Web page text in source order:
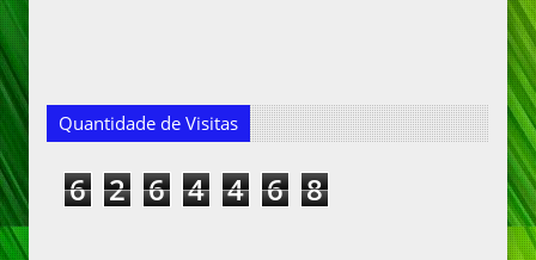
Quantidade de Visitas
6 2 6 4 4 6 8